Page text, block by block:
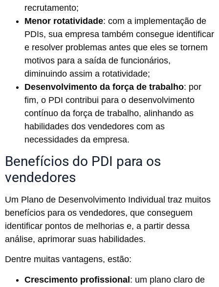
recrutamento;
Menor rotatividade: com a implementação de
PDIs, sua empresa também consegue identificar
e resolver problemas antes que eles se tornem
motivos para a saída de funcionários,
diminuindo assim a rotatividade;
Desenvolvimento da força de trabalho: por
fim, o PDI contribui para o desenvolvimento
contínuo da força de trabalho, alinhando as
habilidades dos vendedores com as
necessidades da empresa.
Benefícios do PDI para os
vendedores
Um Plano de Desenvolvimento Individual traz muitos
benefícios para os vendedores, que conseguem
identificar pontos de melhorias e, a partir dessa
análise, aprimorar suas habilidades.
Dentre muitas vantagens, estão:
Crescimento profissional: um plano claro de